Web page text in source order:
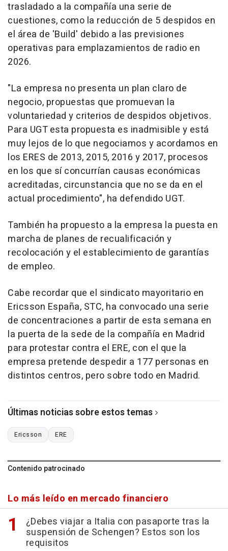
trasladado a la compañía una serie de
cuestiones, como la reducción de 5 despidos en
el área de 'Build' debido a las previsiones
operativas para emplazamientos de radio en
2026.
"La empresa no presenta un plan claro de
negocio, propuestas que promuevan la
voluntariedad y criterios de despidos objetivos.
Para UGT esta propuesta es inadmisible y está
muy lejos de lo que negociamos y acordamos en
los ERES de 2013, 2015, 2016 y 2017, procesos
en los que sí concurrían causas económicas
acreditadas, circunstancia que no se da en el
actual procedimiento", ha defendido UGT.
También ha propuesto a la empresa la puesta en
marcha de planes de recualificación y
recolocación y el establecimiento de garantías
de empleo.
Cabe recordar que el sindicato mayoritario en
Ericsson España, STC, ha convocado una serie
de concentraciones a partir de esta semana en
la puerta de la sede de la compañía en Madrid
para protestar contra el ERE, con el que la
empresa pretende despedir a 177 personas en
distintos centros, pero sobre todo en Madrid.
Últimas noticias sobre estos temas
Ericsson ERE
Contenido patrocinado
Lo más leído en mercado financiero
¿Debes viajar a Italia con pasaporte tras la
suspensión de Schengen? Estos son los
requisitos